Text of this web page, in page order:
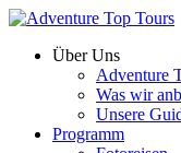
Über Uns
Adventure
Was wir
Unsere
Programm